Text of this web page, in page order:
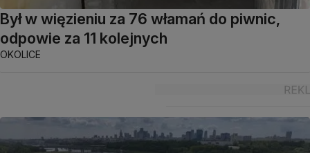
Był w więzieniu za 76 włamań do piwnic,
odpowie za 11 kolejnych
OKOLICE